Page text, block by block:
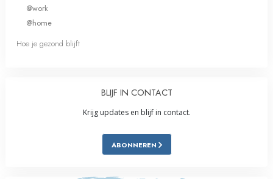
@work
@home
Hoe je gezond blijft
BLIJF IN CONTACT
Krijg updates en blijf in contact.
ABONNEREN